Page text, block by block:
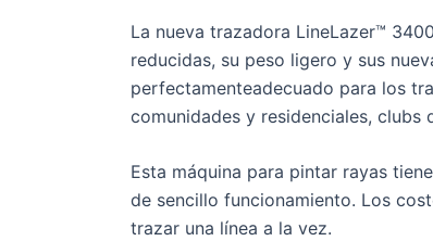
La nueva trazadora LineLazer™
reducidas, su peso ligero y sus
perfectamenteadecuado para los
comunidades y residenciales,
Esta máquina para pintar rayas
de sencillo funcionamiento. Los
trazar una línea a la vez.